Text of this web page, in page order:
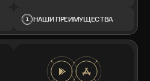
НАШИ ПРЕИМУЩЕСТВА